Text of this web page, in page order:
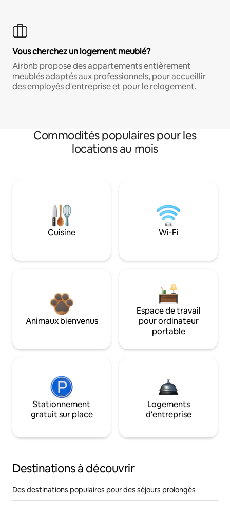
Vous cherchez un logement meublé?
Airbnb propose des appartements entièrement
meublés adaptés aux professionnels, pour accueillir
des employés d'entreprise et pour le relogement.
Commodités populaires pour les
locations au mois
Cuisine Wi-Fi
Animaux bienvenus
Espace de travail
pour ordinateur
portable
Stationnement
gratuit sur place
Logements
d'entreprise
Destinations à découvrir
Des destinations populaires pour des séjours prolongés